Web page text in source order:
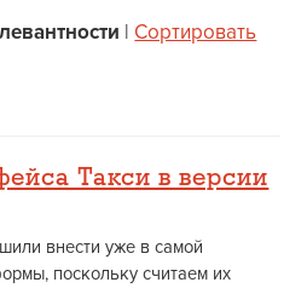
| Сортировать
Такси в версии
внести уже в самой
поскольку считаем их